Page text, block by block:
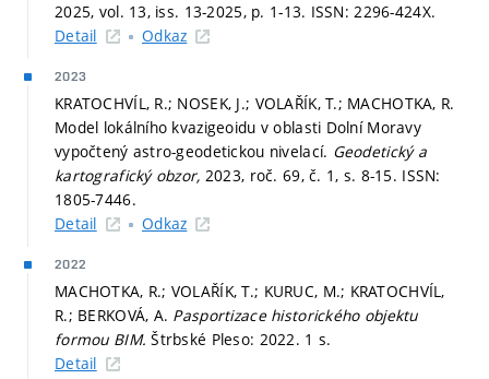
2025, vol. 13, iss. 13-2025, p. 1-13. ISSN: 2296-424X.
Detail
Odkaz
2023
KRATOCHVÍL, R.; NOSEK, J.; VOLAŘÍK, T.; MACHOTKA, R.
Model lokálního kvazigeoidu v oblasti Dolní Moravy
vypočtený astro-geodetickou nivelací. Geodetický a
kartografický obzor, 2023, roč. 69, č. 1, s. 8-15. ISSN:
1805-7446.
Detail
Odkaz
2022
MACHOTKA, R.; VOLAŘÍK, T.; KURUC, M.; KRATOCHVÍL,
R.; BERKOVÁ, A. Pasportizace historického objektu
formou BIM.Štrbské Pleso: 2022. 1 s.
Detail